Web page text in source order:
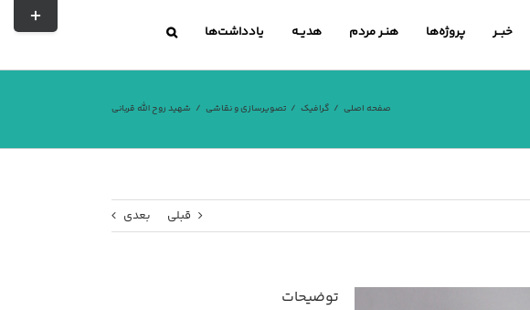
خبــر پروژه‌ها هنـر مردم هدیــه یادداشت‌ها
صفحه اصلی گرافیک تصویرسازی و نقاشی شهید روح الله قربانی
قبلی بعدی
توضیحات
تغییر
نوار